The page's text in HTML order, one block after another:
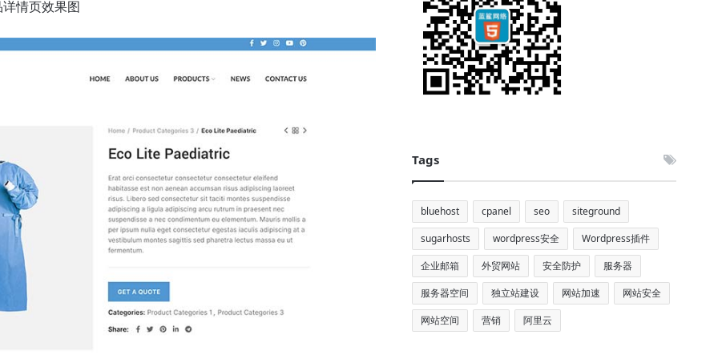
情页效果图
Tags
bluehost cpanel seo
siteground
sugarhosts
wordpress安全
Wordpress插件
企业邮箱
外贸网站 安全防护
服务器
服务器空间
独立站建设 网站加速
网站安全
网站空间
营销 阿里云